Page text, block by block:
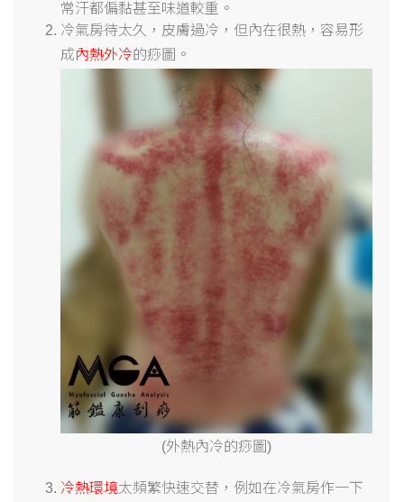
常汗都偏黏甚至味道較重。
冷氣房待太久，皮膚過冷，但內在很熱，容易形
成內熱外冷的痧圖。
(外熱內冷的痧圖)
冷熱環境太頻繁快速交替，例如在冷氣房作一下